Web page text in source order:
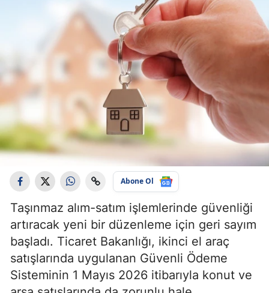
Abone Ol
Taşınmaz alım-satım işlemlerinde güvenliği
artıracak yeni bir düzenleme için geri sayım
başladı. Ticaret Bakanlığı, ikinci el araç
satışlarında uygulanan Güvenli Ödeme
Sisteminin 1 Mayıs 2026 itibarıyla konut ve